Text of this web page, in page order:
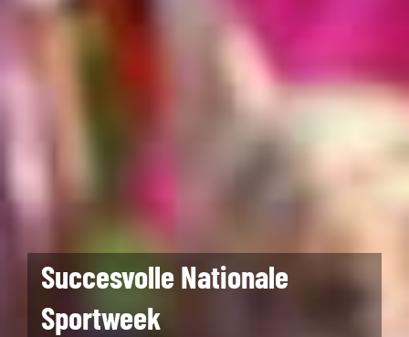
Succesvolle Nationale
Sportweek